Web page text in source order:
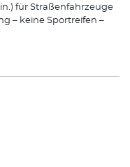
für Straßenfahrzeuge
– keine Sportreifen –